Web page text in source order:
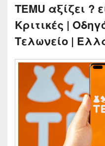
TEMU αξίζει ?
Κριτικές |
Τελωνείο |